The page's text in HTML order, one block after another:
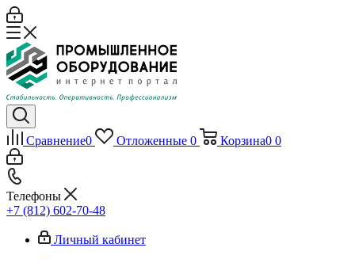
Сравнение0 Отложенные 0 Корзина0 0
Телефоны
+7 (812) 602-70-48
Личный кабинет